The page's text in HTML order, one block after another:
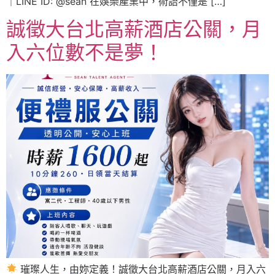
誠徵大台北高薪酒店公關，月
入六位數不是夢！
璀璨人生，由妳定義！誠徵大台北高薪酒店公關，月入六